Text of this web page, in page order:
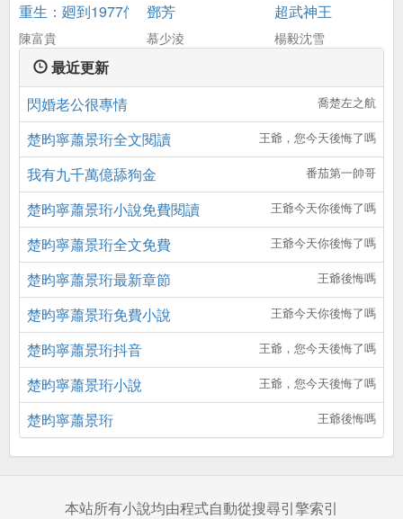
重生：廻到1977儅嬭爸
陳富貴
鄧芳
慕少淩
超武神王
楊毅沈雪
最近更新
閃婚老公很專情
喬楚左之航
楚昀寧蕭景珩全文閱讀 王爺，您今天後悔了嗎
我有九千萬億舔狗金 番茄第一帥哥
楚昀寧蕭景珩小說免費閱讀 王爺今天你後悔了嗎
楚昀寧蕭景珩全文免費 王爺今天你後悔了嗎
楚昀寧蕭景珩最新章節 王爺後悔嗎
楚昀寧蕭景珩免費小說 王爺今天你後悔了嗎
楚昀寧蕭景珩抖音 王爺，您今天後悔了嗎
楚昀寧蕭景珩小說 王爺，您今天後悔了嗎
楚昀寧蕭景珩 王爺後悔嗎
本站所有小說均由程式自動從搜尋引擎索引